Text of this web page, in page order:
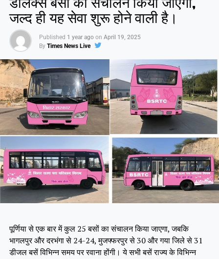
जल्द ही यह सेवा शुरू होने वाली है।
Published 1 year ago on April 19, 2025
By Times News Live
पूर्णिया से एक बार में कुल 25 बसों का संचालन किया जाएगा, जबकि
भागलपुर और दरभंगा से 24-24, मुजफ्फरपुर से 30 और गया जिले से 31
डीजल बसें विभिन्न समय पर रवाना होंगी। ये सभी बसें राज्य के विभिन्न